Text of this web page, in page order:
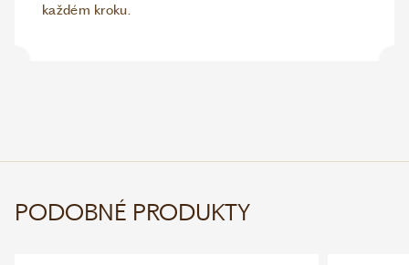
každém kroku.
PODOBNÉ PRODUKTY